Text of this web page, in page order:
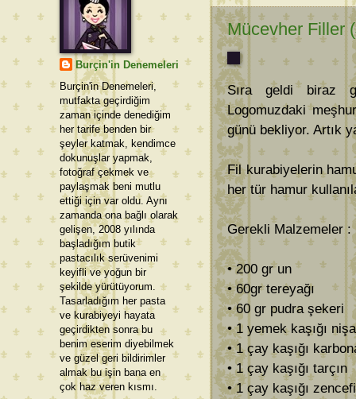
Mücevher Filler
Sıra geldi biraz
Logomuzdaki
günü bekliyor. Artık
Fil kurabiyelerin
her tür hamur
Gerekli Malzemeler
• 200 gr un
• 60gr tereyağı
• 60 gr pudra şekeri
• 1 yemek kaşığı
• 1 çay kaşığı
• 1 çay kaşığı tarçın
• 1 çay kaşığı
Burçin'in Denemeleri
Burçin'in Denemeleri,
mutfakta geçirdiğim
zaman içinde denediğim
her tarife benden bir
şeyler katmak, kendimce
dokunuşlar yapmak,
fotoğraf çekmek ve
paylaşmak beni mutlu
ettiği için var oldu. Aynı
zamanda ona bağlı olarak
gelişen, 2008 yılında
başladığım butik
pastacılık serüvenimi
keyifli ve yoğun bir
şekilde yürütüyorum.
Tasarladığım her pasta
ve kurabiyeyi hayata
geçirdikten sonra bu
benim eserim diyebilmek
ve güzel geri bildirimler
almak bu işin bana en
çok haz veren kısmı.